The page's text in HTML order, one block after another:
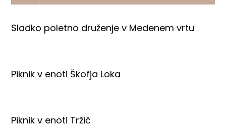
AKTUALNO
Sladko poletno druženje v Medenem vrtu
Piknik v enoti Škofja Loka
Piknik v enoti Tržič